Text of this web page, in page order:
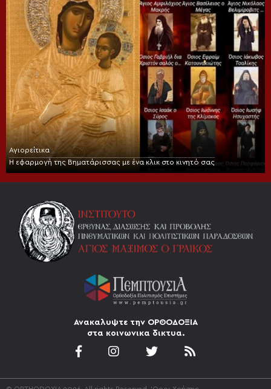
Αγιορείτικα
Η εφαρμογή της Βηματάρισσας με ένα κλικ στο κινητό σας
Ανακαλυψτε την ΟΡΘΟΔΟΞΙΑ
στα κοινωνικα δικτυα.